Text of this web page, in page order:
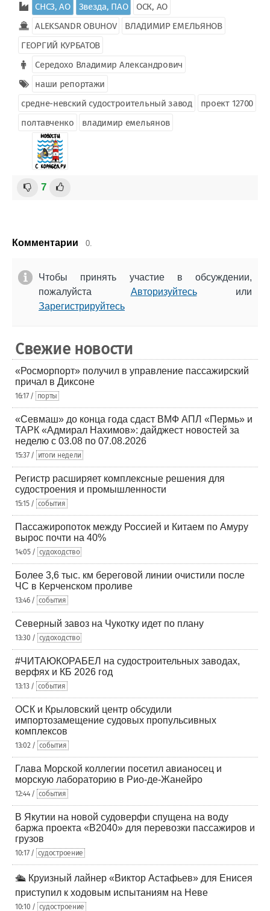
СНСЗ, АО Звезда, ПАО
ОСК, АО
ALEKSANDR OBUHOV
ВЛАДИМИР ЕМЕЛЬЯНОВ
ГЕОРГИЙ КУРБАТОВ
Середохо Владимир Александрович
наши репортажи
средне-невский судостроительный завод
проект 12700
полтавченко
владимир емельянов
7
Комментарии 0.
Чтобы принять участие в обсуждении,
пожалуйста Авторизуйтесьили
Зарегистрируйтесь
Свежие новости
«Росморпорт» получил в управление пассажирский
причал в Диксоне
16:17 / порты
«Севмаш» до конца года сдаст ВМФ АПЛ «Пермь» и
ТАРК «Адмирал Нахимов»: дайджест новостей за
неделю с 03.08 по 07.08.2026
15:37 / итоги недели
Регистр расширяет комплексные решения для
судостроения и промышленности
15:15 / события
Пассажиропоток между Россией и Китаем по Амуру
вырос почти на 40%
14:05 / судоходство
Более 3,6 тыс. км береговой линии очистили после
ЧС в Керченском проливе
13:46 / события
Северный завоз на Чукотку идет по плану
13:30 / судоходство
#ЧИТАЮКОРАБЕЛ на судостроительных заводах,
верфях и КБ 2026 год
13:13 / события
ОСК и Крыловский центр обсудили
импортозамещение судовых пропульсивных
комплексов
13:02 / события
Глава Морской коллегии посетил авианосец и
морскую лабораторию в Рио-де-Жанейро
12:44 / события
В Якутии на новой судоверфи спущена на воду
баржа проекта «В2040» для перевозки пассажиров и
грузов
10:17 / судостроение
🛳️ Круизный лайнер «Виктор Астафьев» для Енисея
приступил к ходовым испытаниям на Неве
10:10 / судостроение